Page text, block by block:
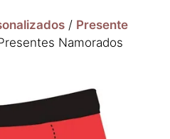
/ Presente
Namorados